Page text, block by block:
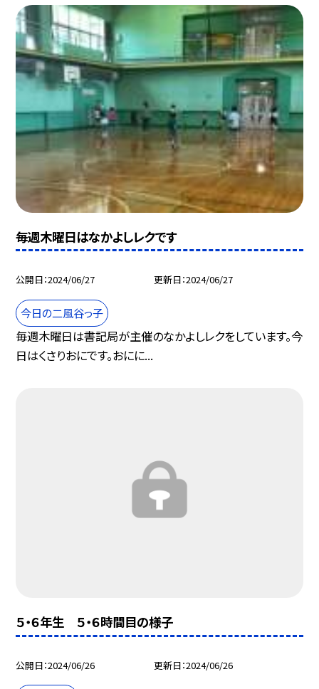
毎週木曜日はなかよしレクです
公開日 2024/06/27 更新日 2024/06/27
今日の二風谷っ子
毎週木曜日は書記局が主催のなかよしレクをしています。今
日はくさりおにです。おにに...
５・６年生 ５・６時間目の様子
公開日 2024/06/26 更新日 2024/06/26